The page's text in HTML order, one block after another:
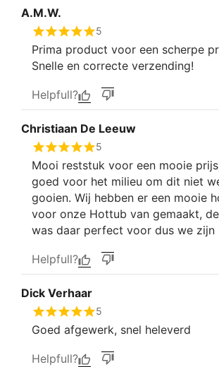
A.M.W.
5
Prima product voor een scherpe
Snelle en correcte verzending!
Helpfull?
Christiaan De Leeuw
5
Mooi reststuk voor een mooie
goed voor het milieu om dit niet
gooien. Wij hebben er een mooie
voor onze Hottub van gemaakt,
was daar perfect voor dus we zijn
Helpfull?
Dick Verhaar
5
Goed afgewerk, snel heleverd
Helpfull?